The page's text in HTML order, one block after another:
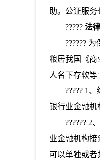
助。公证服务
????? 法
??????
粮居我国《商
人名下存软等
????? 1
银行业金融机
?????? 2
业金融机构接
可以单独或者